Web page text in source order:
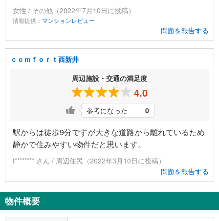
女性 / その他（2022年7月10日に投稿）
情報提供： マンションレビュー
問題を報告する
ｃｏｍｆｏｒｔ西新井
周辺施設・交通の満足度
4.0
参考になった 0
駅からは徒歩9分ですが大きな道路から離れているため
静かで住みやすい物件だと思います。
t******** さん / 周辺住民（2022年3月10日に投稿）
問題を報告する
物件概要